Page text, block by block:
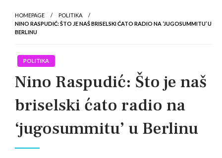
HOMEPAGE
POLITIKA
NINO RASPUDIĆ: ŠTO JE NAŠ BRISELSKI ĆATO RADIO NA ‘JUGOSUMMITU’ U
BERLINU
POLITIKA
Nino Raspudić: Što je naš
briselski ćato radio na
‘jugosummitu’ u Berlinu